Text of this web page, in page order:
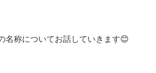
名称についてお話していきます😊